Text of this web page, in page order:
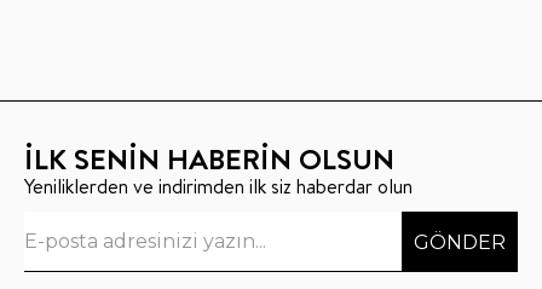
İLK SENİN HABERİN OLSUN
Yeniliklerden ve indirimden ilk siz haberdar olun
GÖNDER